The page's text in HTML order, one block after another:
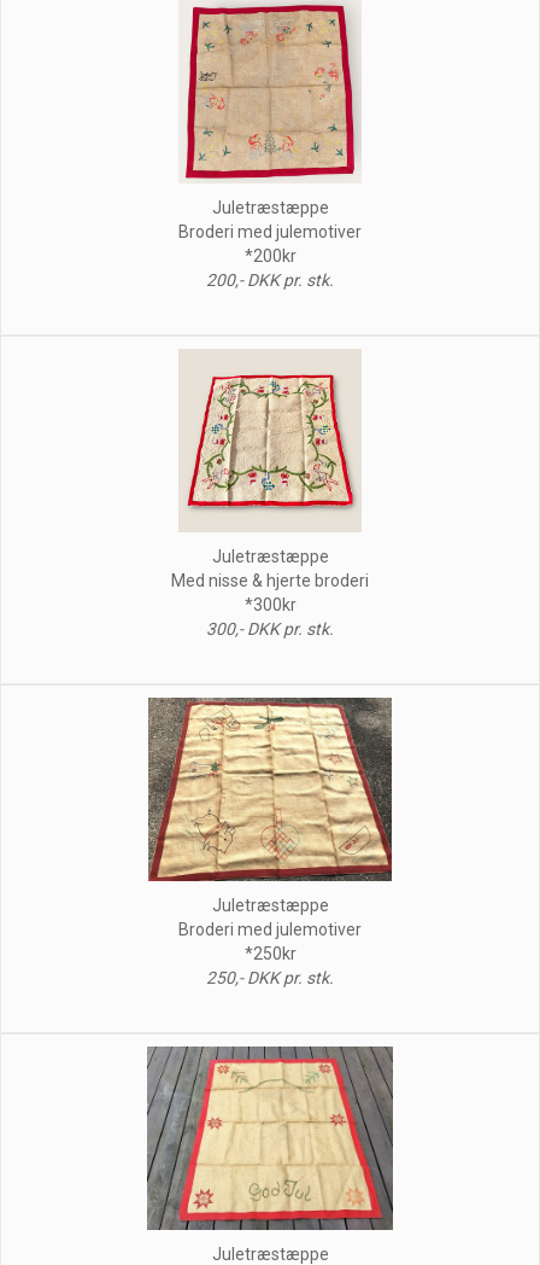
Juletræstæppe
Broderi med julemotiver
*200kr
200,- DKK pr. stk.
Juletræstæppe
Med nisse & hjerte broderi
*300kr
300,- DKK pr. stk.
Juletræstæppe
Broderi med julemotiver
*250kr
250,- DKK pr. stk.
Juletræstæppe